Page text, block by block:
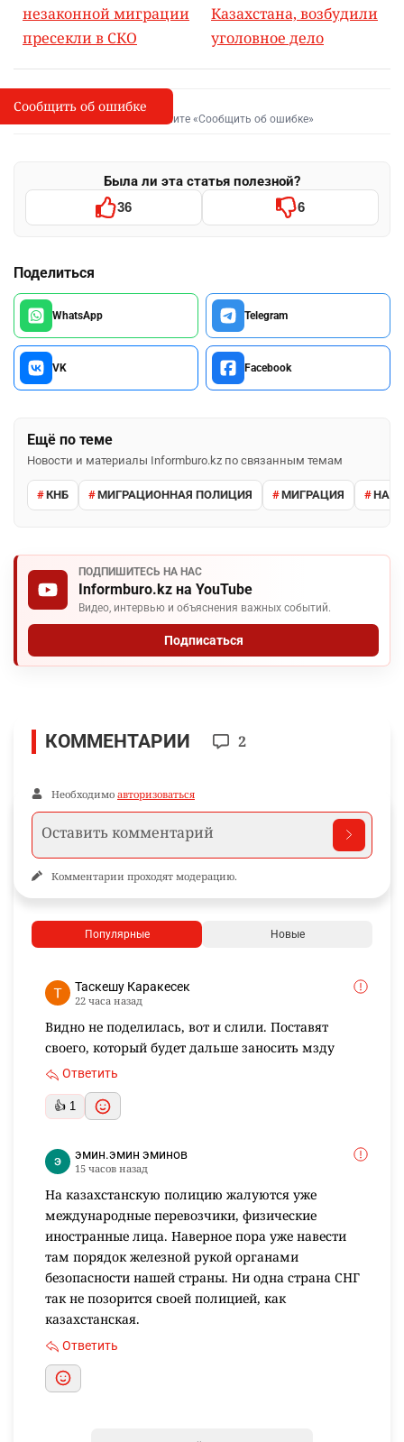
незаконной миграции
пресекли в СКО
Казахстана, возбудили
уголовное дело
I
Сообщить об опечатке
Выделите фрагмент и нажмите «Сообщить об ошибке»
Была ли эта статья полезной?
36 6
Поделиться
WhatsApp Telegram
VK Facebook
Ещё по теме
Новости и материалы Informburo.kz по связанным темам
КНБ МИГРАЦИОННАЯ ПОЛИЦИЯ МИГРАЦИЯ
ПОДПИШИТЕСЬ НА НАС
Informburo.kz на YouTube
Видео, интервью и объяснения важных событий.
Подписаться
Сообщить об ошибке
КОММЕНТАРИИ 2
Необходимо авторизоваться
Комментарии проходят модерацию.
Популярные Новые
Таскешу Каракесек
22 часа назад
Видно не поделилась, вот и слили. Поставят
своего, который будет дальше заносить мзду
Ответить
👍 1
эмин.эмин эминов
15 часов назад
На казахстанскую полицию жалуются уже
международные перевозчики, физические
иностранные лица. Наверное пора уже навести
там порядок железной рукой органами
безопасности нашей страны. Ни одна страна СНГ
так не позорится своей полицией, как
казахстанская.
Ответить